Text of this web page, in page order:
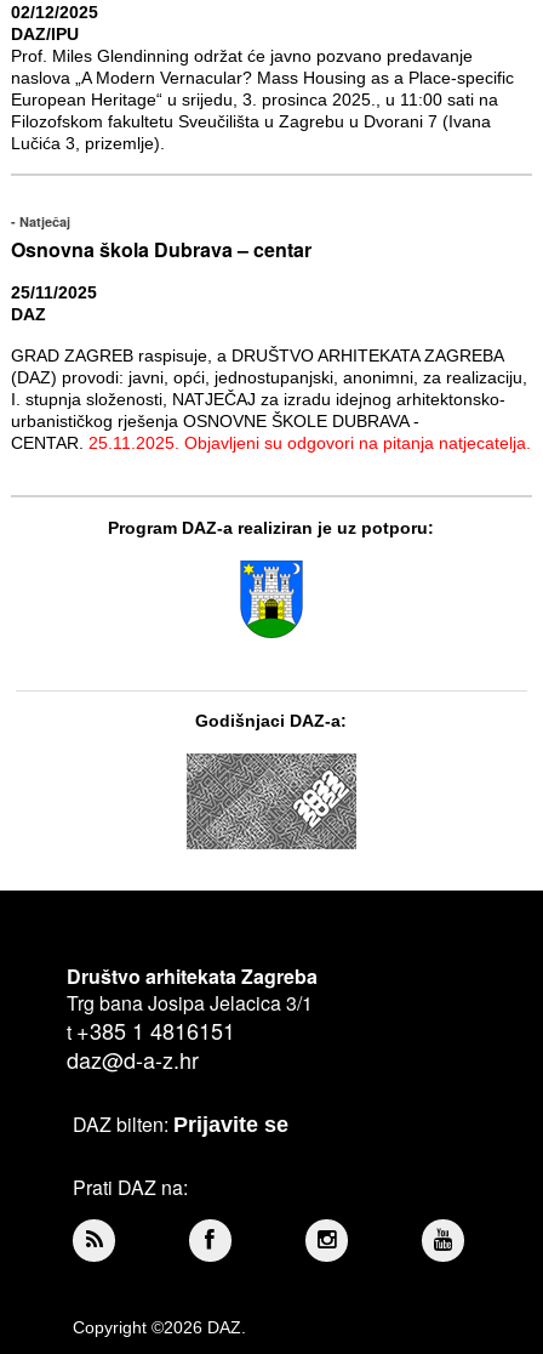
02/12/2025
DAZ/IPU
Prof. Miles Glendinning održat će javno pozvano predavanje
naslova „A Modern Vernacular? Mass Housing as a Place-specific
European Heritage“ u srijedu, 3. prosinca 2025., u 11:00 sati na
Filozofskom fakultetu Sveučilišta u Zagrebu u Dvorani 7 (Ivana
Lučića 3, prizemlje).
Natječaj
Osnovna škola Dubrava – centar
25/11/2025
DAZ
GRAD ZAGREB raspisuje, a DRUŠTVO ARHITEKATA ZAGREBA
(DAZ) provodi: javni, opći, jednostupanjski, anonimni, za realizaciju,
I. stupnja složenosti, NATJEČAJ za izradu idejnog arhitektonsko-
urbanističkog rješenja OSNOVNE ŠKOLE DUBRAVA -
CENTAR. 25.11.2025. Objavljeni su odgovori na pitanja natjecatelja.
Program DAZ-a realiziran je uz potporu:
Godišnjaci DAZ-a:
Društvo arhitekata Zagreba
Trg bana Josipa Jelacica 3/1
t +385 1 4816151
daz@d-a-z.hr
DAZ bilten: Prijavite se
Prati DAZ na:
Copyright ©2026 DAZ.